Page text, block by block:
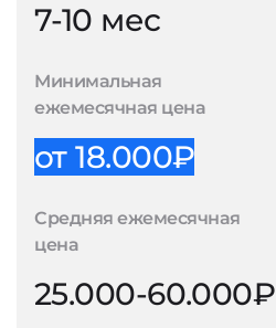
7-10 мес
Минимальная
ежемесячная цена
от 18.000₽
Средняя ежемесячная
цена
25.000-60.000₽